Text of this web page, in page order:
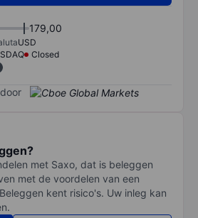
179,00
USD
Closed
met Saxo, dat is beleggen
met de voordelen van een
kent risico's. Uw inleg kan